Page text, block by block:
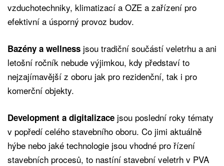
vzduchotechniky, klimatizací a OZE a zařízení pro
efektivní a úsporný provoz budov.
Bazény a wellness jsou tradiční součástí veletrhu a ani
letošní ročník nebude výjimkou, kdy představí to
nejzajímavější z oboru jak pro rezidenční, tak i pro
komerční objekty.
Development a digitalizace jsou poslední roky tématy
v popředí celého stavebního oboru. Co jimi aktuálně
hýbe nebo jaké technologie jsou vhodné pro řízení
stavebních procesů, to nastíní stavební veletrh v PVA